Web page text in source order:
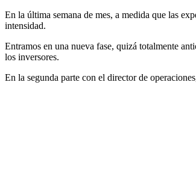
En la última semana de mes, a medida que las
intensidad.
Entramos en una nueva fase, quizá totalmente
los inversores.
En la segunda parte con el director de